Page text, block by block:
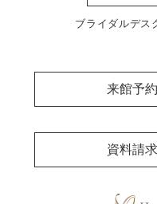
ブライダルデ
来館予約
資料請求